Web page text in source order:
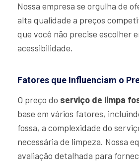
Nossa empresa se orgulha de
alta qualidade a preços
que você não precise escolher
acessibilidade.
Fatores que Influenciam o
O preço do serviço de limpa
base em vários fatores,
fossa, a complexidade do
necessária de limpeza. Nossa
avaliação detalhada para